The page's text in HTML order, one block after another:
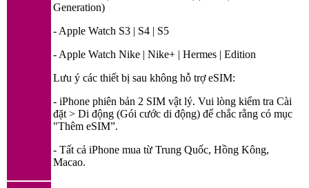
Generation)
- Apple Watch S3 | S4 | S5
- Apple Watch Nike | Nike+ | Hermes | Edition
Lưu ý các thiết bị sau không hỗ trợ eSIM:
- iPhone phiên bản 2 SIM vật lý. Vui lòng kiểm tra Cài
đặt > Di động (Gói cước di động) để chắc rằng có mục
"Thêm eSIM”.
- Tất cả iPhone mua từ Trung Quốc, Hồng Kông,
Macao.